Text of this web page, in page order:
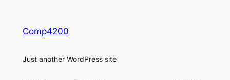
Comp4200
Just another WordPress site